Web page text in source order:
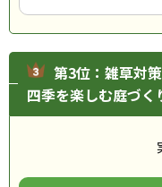
第3位：雑草対
四季を楽しむ庭づく